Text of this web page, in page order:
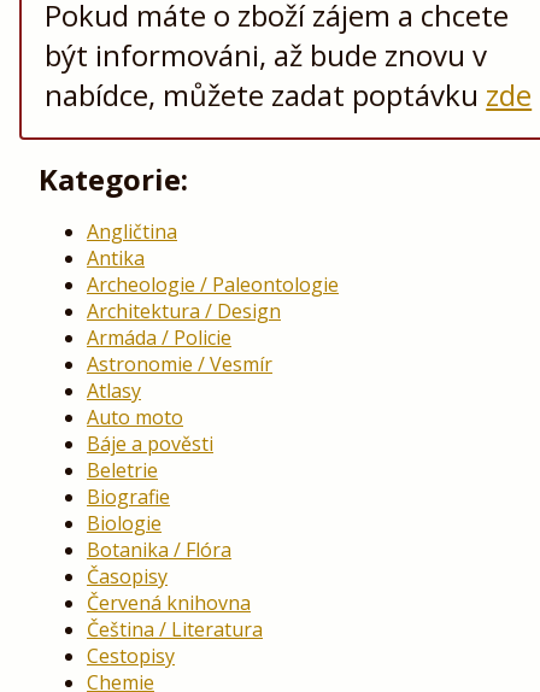
Pokud máte o zboží zájem a chcete
být informováni, až bude znovu v
nabídce, můžete zadat poptávku zde
Kategorie:
Angličtina
Antika
Archeologie / Paleontologie
Architektura / Design
Armáda / Policie
Astronomie / Vesmír
Atlasy
Auto moto
Báje a pověsti
Beletrie
Biografie
Biologie
Botanika / Flóra
Časopisy
Červená knihovna
Čeština / Literatura
Cestopisy
Chemie